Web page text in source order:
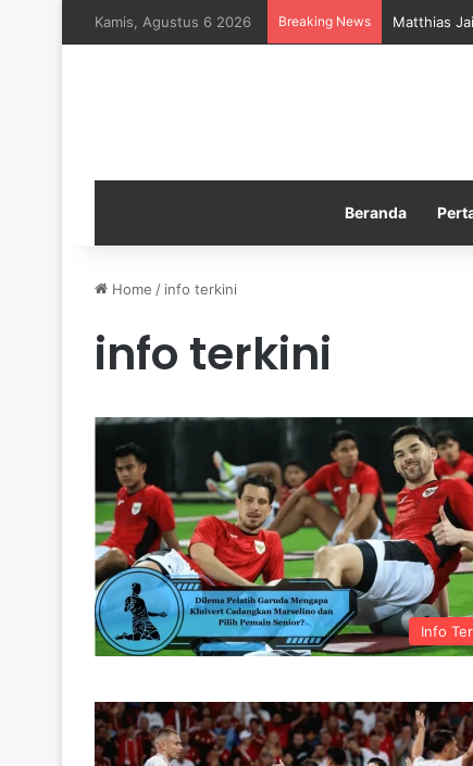
Kamis, Agustus 6 2026 Breaking News Matthias
Beranda
Home / info terkini
info terkini
Info